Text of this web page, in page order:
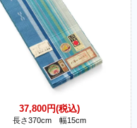
37,800円(税込)
長さ370cm 幅15cm